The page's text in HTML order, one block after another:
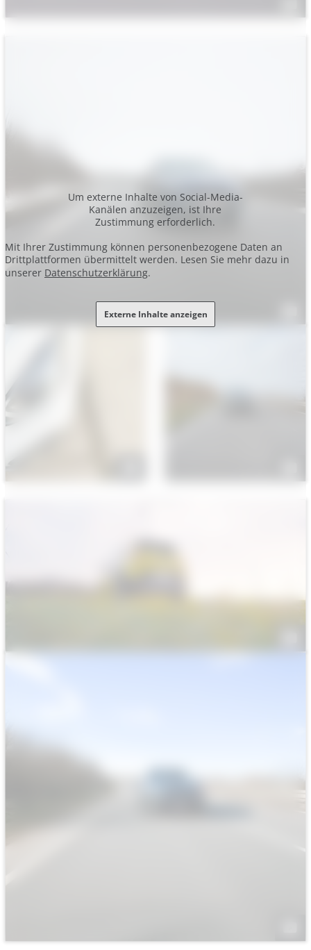
Um externe Inhalte von Social-Media-
Kanälen anzuzeigen, ist Ihre
Zustimmung erforderlich.
Mit Ihrer Zustimmung können personenbezogene Daten an
Drittplattformen übermittelt werden. Lesen Sie mehr dazu in
unserer Datenschutzerklärung.
Externe Inhalte anzeigen